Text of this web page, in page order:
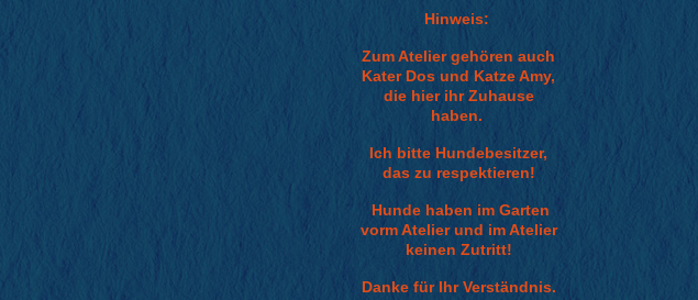
Hinweis:
Zum Atelier gehören auch
Kater Dos und Katze Amy,
die hier ihr Zuhause
haben.
Ich bitte Hundebesitzer,
das zu respektieren!
Hunde haben im Garten
vorm Atelier und im Atelier
keinen Zutritt!
Danke für Ihr Verständnis.